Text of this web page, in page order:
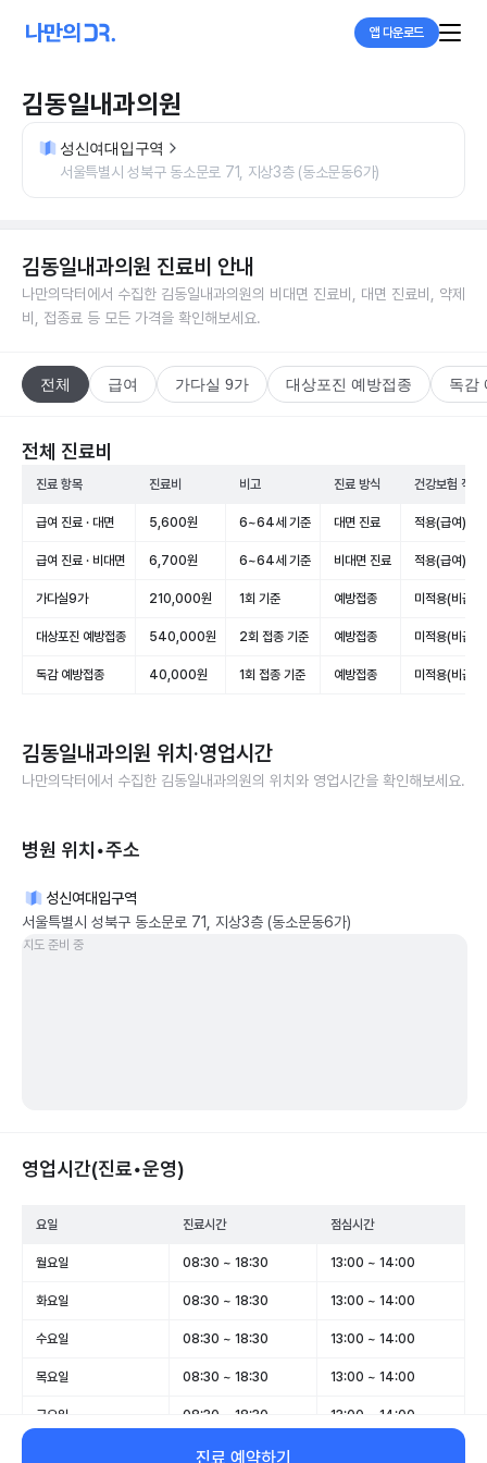
앱 다운로드
김동일내과의원
성신여대입구역
서울특별시 성북구 동소문로 71, 지상3층 (동소문동6가)
김동일내과의원 진료비 안내
나만의닥터에서 수집한 김동일내과의원의 비대면 진료비, 대면 진료비, 약제
비, 접종료 등 모든 가격을 확인해보세요.
전체 급여 가다실 9가 대상포진 예방접종 독감
전체 진료비
진료 항목 진료비 비고 진료 방식 건강보험 적용
급여 진료 · 대면 5,600원 6~64세 기준 대면 진료 적용(급여)
급여 진료 · 비대면 6,700원 6~64세 기준 비대면 진료 적용(급여)
가다실9가 210,000원 1회 기준 예방접종 미적용(비급여)
대상포진 예방접종 540,000원 2회 접종 기준 예방접종 미적용(비급여)
독감 예방접종 40,000원 1회 접종 기준 예방접종 미적용(비급여)
김동일내과의원 위치·영업시간
나만의닥터에서 수집한 김동일내과의원의 위치와 영업시간을 확인해보세요.
병원 위치•주소
성신여대입구역
서울특별시 성북구 동소문로 71, 지상3층 (동소문동6가)
지도 준비 중
영업시간(진료•운영)
요일 진료시간 점심시간
월요일 08:30 ~ 18:30 13:00 ~ 14:00
화요일 08:30 ~ 18:30 13:00 ~ 14:00
수요일 08:30 ~ 18:30 13:00 ~ 14:00
목요일 08:30 ~ 18:30 13:00 ~ 14:00
금요일 08:30 ~ 18:30 13:00 ~ 14:00
08:30 ~ 14:00
진료 예약하기